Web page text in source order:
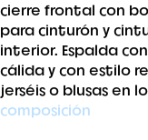
cierre frontal con
para cinturón y
interior. Espalda
cálida y con estilo
jerséis o blusas en
composición